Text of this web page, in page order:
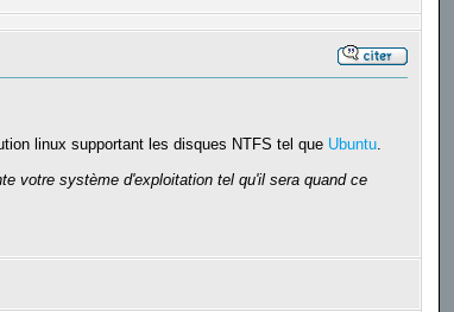
linux supportant les disques NTFS tel que Ubuntu.
votre système d'exploitation tel qu'il sera quand ce